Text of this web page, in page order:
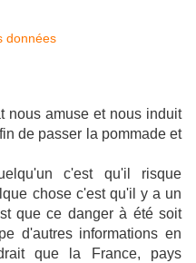
nous amuse et nous induit
de passer la pommade et
c'est qu'il risque
chose c'est qu'il y a un
que ce danger à été soit
d'autres informations en
que la France, pays